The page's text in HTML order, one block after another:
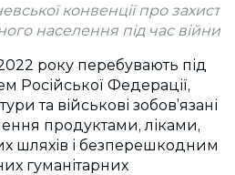
конвенції про захист
населення під час війни
року перебувають під
Російської Федерації,
та військові зобов’язані
продуктами, ліками,
шляхів і безперешкодним
гуманітарних